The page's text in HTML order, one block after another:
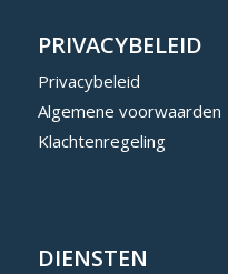
PRIVACYBELEID
Privacybeleid
Algemene voorwaarden
Klachtenregeling
DIENSTEN